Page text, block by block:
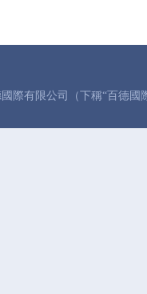
際有限公司（下稱“百德國